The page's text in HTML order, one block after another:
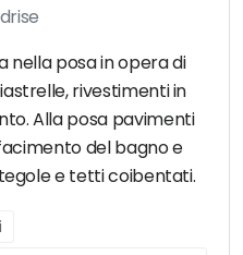
nella posa in opera di
rivestimenti in
Alla posa pavimenti
del bagno e
e tetti coibentati.